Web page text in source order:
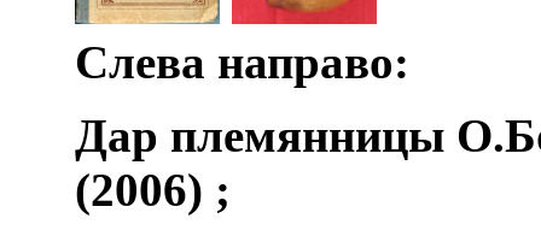
Слева направо:
Дар племянницы
(2006) ;